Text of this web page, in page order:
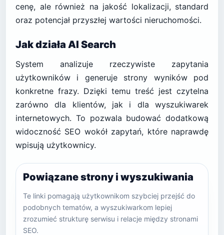
cenę, ale również na jakość lokalizacji, standard
oraz potencjał przyszłej wartości nieruchomości.
Jak działa AI Search
System analizuje rzeczywiste zapytania
użytkowników i generuje strony wyników pod
konkretne frazy. Dzięki temu treść jest czytelna
zarówno dla klientów, jak i dla wyszukiwarek
internetowych. To pozwala budować dodatkową
widoczność SEO wokół zapytań, które naprawdę
wpisują użytkownicy.
Powiązane strony i wyszukiwania
Te linki pomagają użytkownikom szybciej przejść do
podobnych tematów, a wyszukiwarkom lepiej
zrozumieć strukturę serwisu i relacje między stronami
SEO.